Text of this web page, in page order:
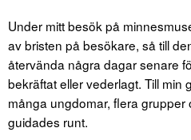
Under mitt besök på
av bristen på besökare, så till
återvända några dagar senare
bekräftat eller vederlagt. Till min
många ungdomar, flera grupper
guidades runt.